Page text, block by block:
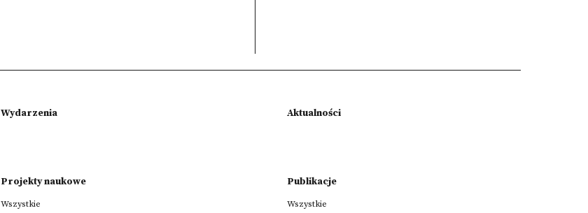
Wydarzenia Aktualności
Projekty naukowe
Wszystkie
Publikacje
Wszystkie